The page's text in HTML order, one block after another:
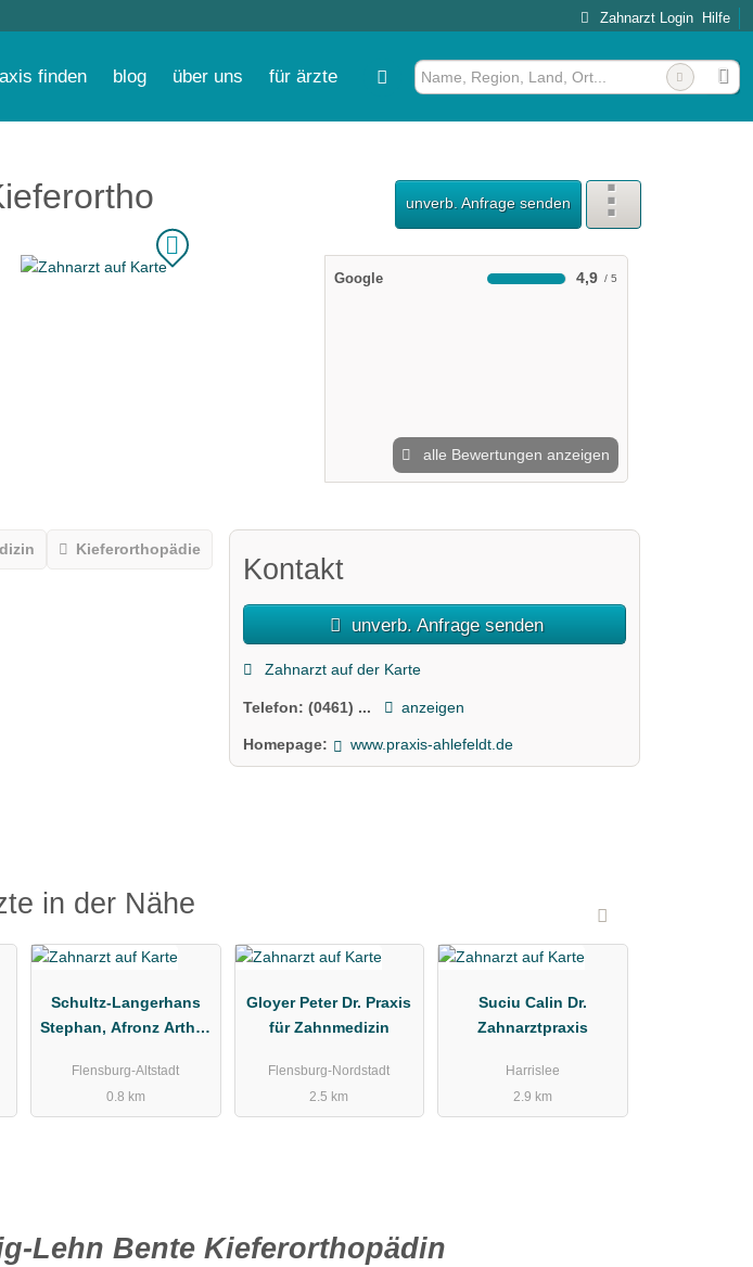
Zahnarzt Login Hilfe
finden blog über uns für ärzte
unverb. Anfrage senden
Google 4,9
alle Bewertungen anzeigen
Kieferorthopädie
Kontakt
unverb. Anfrage senden
Zahnarzt auf der Karte
Telefon:(0461) ... anzeigen
Homepage: www.praxis-ahlefeldt.de
in der Nähe
Schultz-Langerhans
Stephan, Afronz Arthur
Flensburg-Altstadt
0.8 km
Gloyer Peter Dr. Praxis
für Zahnmedizin
Flensburg-Nordstadt
2.5 km
Suciu Calin Dr.
Zahnarztpraxis
Harrislee
2.9 km
Lehn Bente Kieferorthopädin